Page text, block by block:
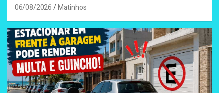
06/08/2026 Matinhos